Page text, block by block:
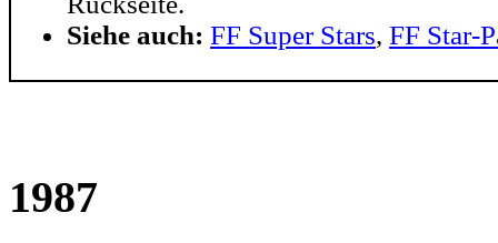
Siehe auch: FF Super Stars, FF Star-
1987